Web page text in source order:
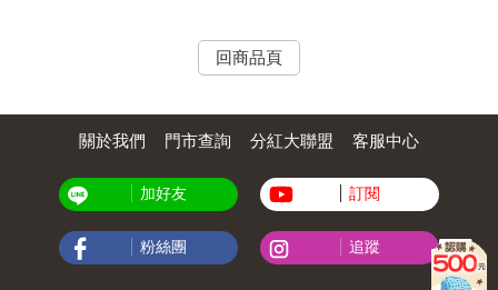
回商品頁
關於我們 門市查詢 分紅大聯盟 客服中心
加好友 訂閱
粉絲團 追蹤